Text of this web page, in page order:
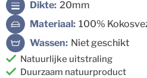
Dikte: 20mm
Materiaal: 100%
Wassen: Niet geschikt
Natuurlijke uitstraling
Duurzaam natuurproduct